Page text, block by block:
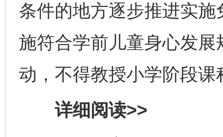
条件的地方逐步推进实
施符合学前儿童身心发
动，不得教授小学阶段课
详细阅读>>